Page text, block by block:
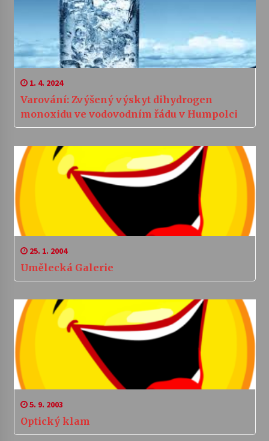
1. 4. 2024
Varování: Zvýšený výskyt dihydrogen
monoxidu ve vodovodním řádu v Humpolci
25. 1. 2004
Umělecká Galerie
5. 9. 2003
Optický klam